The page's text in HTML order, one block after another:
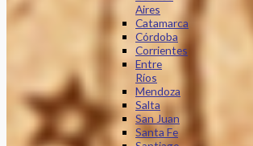
Aires
Catamarca
Córdoba
Corrientes
Entre
Ríos
Mendoza
Salta
San Juan
Santa Fe